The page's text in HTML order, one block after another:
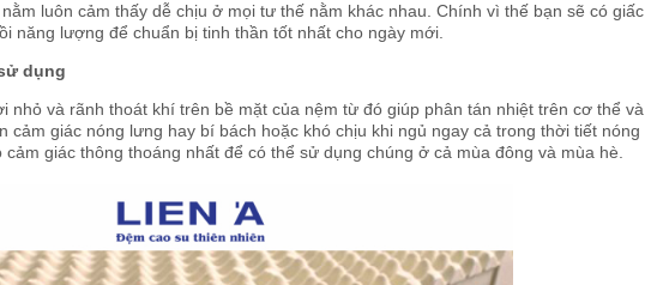
luôn cảm thấy dễ chịu ở mọi tư thế nằm khác nhau. Chính vì thế bạn sẽ có giấc
năng lượng để chuẩn bị tinh thần tốt nhất cho ngày mới.
dụng
nhỏ và rãnh thoát khí trên bề mặt của nệm từ đó giúp phân tán nhiệt trên cơ thể và
cảm giác nóng lưng hay bí bách hoặc khó chịu khi ngủ ngay cả trong thời tiết nóng
giác thông thoáng nhất để có thể sử dụng chúng ở cả mùa đông và mùa hè.